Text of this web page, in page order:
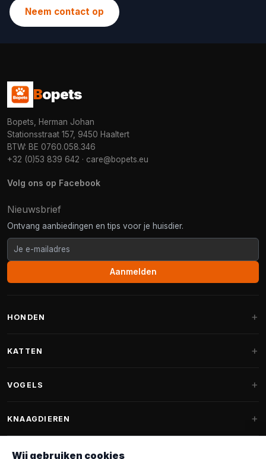
Neem contact op
Bopets
Bopets, Herman Johan
Stationsstraat 157, 9450 Haaltert
BTW: BE 0760.058.346
+32 (0)53 839 642 · care@bopets.eu
Volg ons op Facebook
Nieuwsbrief
Ontvang aanbiedingen en tips voor je huisdier.
Aanmelden
HONDEN
Fantail hondenmanden
Hondenspeelgoed
KATTEN
Krabpalen voor Maine Coon
VOGELS
Vogelvoer binnenvogels
Voederhuisjes
KNAAGDIEREN
Wij gebruiken cookies